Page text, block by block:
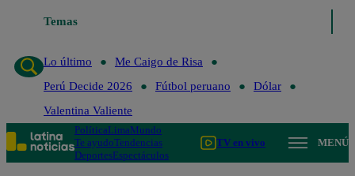
Temas
Lo último
Me Caigo de Risa
Perú Decide 2026
Fútbol peruano
Dólar
Valentina Valiente
PolíticaLimaMundo
Te ayudoTendencias
DeportesEspectáculos
TV en vivo MENÚ